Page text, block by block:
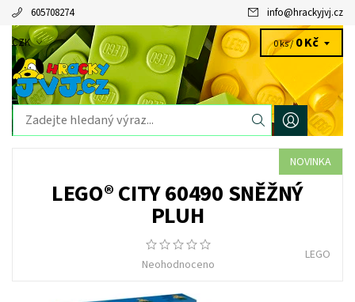
605708274 info@hrackyjvj.cz
CZK 0 ks /0 Kč
NOVINKA
LEGO® CITY 60490 SNĚŽNÝ
PLUH
Neohodnoceno
LEGO